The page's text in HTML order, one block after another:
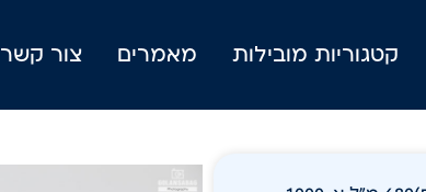
קטגוריות מובילות מאמרים צור קשר